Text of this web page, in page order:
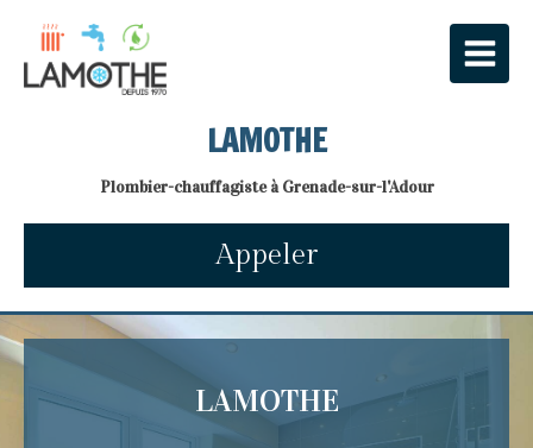
LAMOTHE
Plombier-chauffagiste à Grenade-sur-l'Adour
Appeler
LAMOTHE